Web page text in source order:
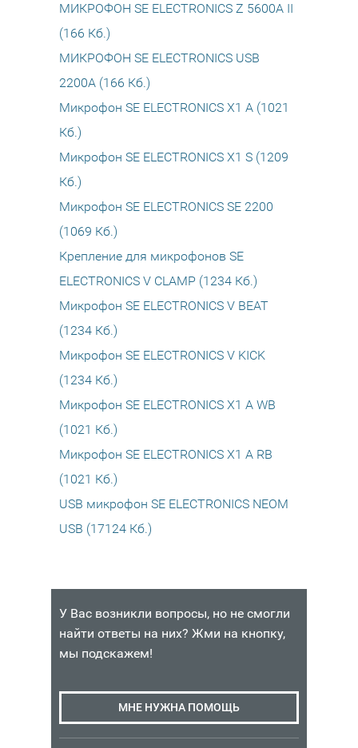
МИКРОФОН SE ELECTRONICS Z 5600A II
(166 Кб.)
МИКРОФОН SE ELECTRONICS USB
2200A (166 Кб.)
Микрофон SE ELECTRONICS X1 A (1021
Кб.)
Микрофон SE ELECTRONICS X1 S (1209
Кб.)
Микрофон SE ELECTRONICS SE 2200
(1069 Кб.)
Крепление для микрофонов SE
ELECTRONICS V CLAMP (1234 Кб.)
Микрофон SE ELECTRONICS V BEAT
(1234 Кб.)
Микрофон SE ELECTRONICS V KICK
(1234 Кб.)
Микрофон SE ELECTRONICS X1 A WB
(1021 Кб.)
Микрофон SE ELECTRONICS X1 A RB
(1021 Кб.)
USB микрофон SE ELECTRONICS NEOM
USB (17124 Кб.)
У Вас возникли вопросы, но не смогли
найти ответы на них? Жми на кнопку,
мы подскажем!
МНЕ НУЖНА ПОМОЩЬ